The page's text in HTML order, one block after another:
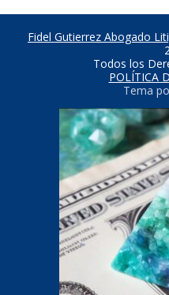
Fidel Gutierrez Abogado
Todos los
POLÍTICA
Tema